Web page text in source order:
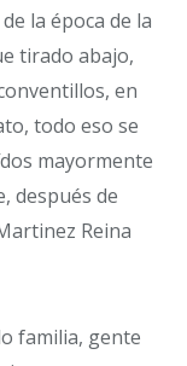
la época de la
tirado abajo,
en
todo eso se
mayormente
después de
Reina
familia, gente